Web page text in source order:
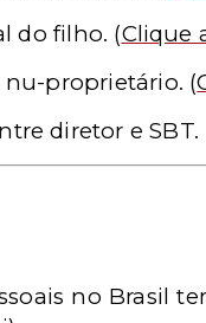
do filho. (Clique
nu-proprietário. (
diretor e SBT.
no Brasil